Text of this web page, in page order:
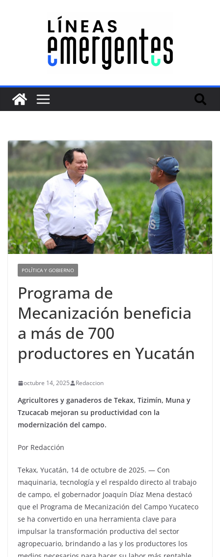
POLÍTICA Y GOBIERNO
Programa de
Mecanización beneficia
a más de 700
productores en Yucatán
octubre 14, 2025 Redaccion
Agricultores y ganaderos de Tekax, Tizimín, Muna y
Tzucacab mejoran su productividad con la
modernización del campo.
Por Redacción
Tekax, Yucatán, 14 de octubre de 2025. — Con
maquinaria, tecnología y el respaldo directo al trabajo
de campo, el gobernador Joaquín Díaz Mena destacó
que el Programa de Mecanización del Campo Yucateco
se ha convertido en una herramienta clave para
impulsar la transformación productiva del sector
agropecuario, brindando a las y los productores los